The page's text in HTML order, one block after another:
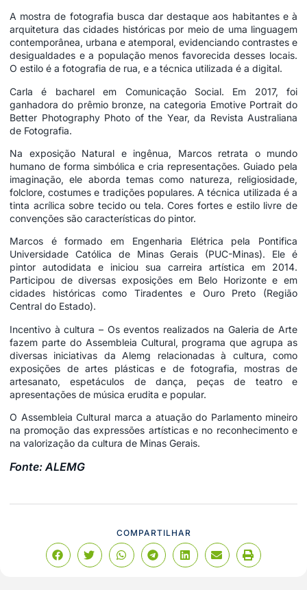
A mostra de fotografia busca dar destaque aos habitantes e à
arquitetura das cidades históricas por meio de uma linguagem
contemporânea, urbana e atemporal, evidenciando contrastes e
desigualdades e a população menos favorecida desses locais.
O estilo é a fotografia de rua, e a técnica utilizada é a digital.
Carla é bacharel em Comunicação Social. Em 2017, foi
ganhadora do prêmio bronze, na categoria Emotive Portrait do
Better Photography Photo of the Year, da Revista Australiana
de Fotografia.
Na exposição Natural e ingênua, Marcos retrata o mundo
humano de forma simbólica e cria representações. Guiado pela
imaginação, ele aborda temas como natureza, religiosidade,
folclore, costumes e tradições populares. A técnica utilizada é a
tinta acrílica sobre tecido ou tela. Cores fortes e estilo livre de
convenções são características do pintor.
Marcos é formado em Engenharia Elétrica pela Pontifica
Universidade Católica de Minas Gerais (PUC-Minas). Ele é
pintor autodidata e iniciou sua carreira artística em 2014.
Participou de diversas exposições em Belo Horizonte e em
cidades históricas como Tiradentes e Ouro Preto (Região
Central do Estado).
Incentivo à cultura – Os eventos realizados na Galeria de Arte
fazem parte do Assembleia Cultural, programa que agrupa as
diversas iniciativas da Alemg relacionadas à cultura, como
exposições de artes plásticas e de fotografia, mostras de
artesanato, espetáculos de dança, peças de teatro e
apresentações de música erudita e popular.
O Assembleia Cultural marca a atuação do Parlamento mineiro
na promoção das expressões artísticas e no reconhecimento e
na valorização da cultura de Minas Gerais.
Fonte: ALEMG
COMPARTILHAR